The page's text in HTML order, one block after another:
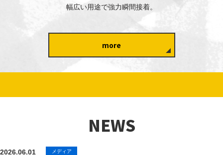
幅広い用途で強力瞬間接着。
more
NEWS
2026.06.01 メディア